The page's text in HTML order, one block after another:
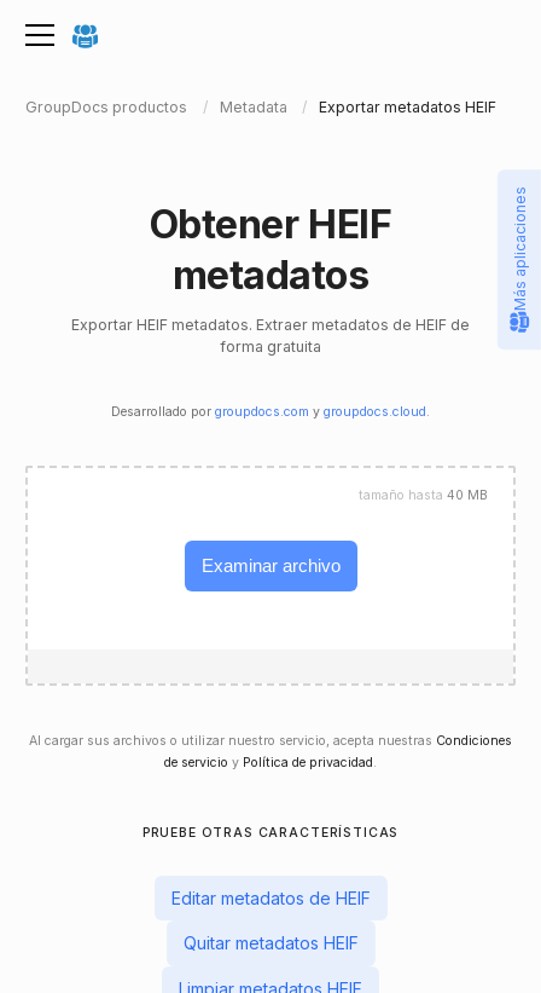
GroupDocs productos Metadata Exportar metadatos HEIF
Obtener HEIF
metadatos
Exportar HEIF metadatos. Extraer metadatos de HEIF de
forma gratuita
Desarrollado por groupdocs.com y groupdocs.cloud .
Examinar archivo
tamaño hasta 40 MB
Al cargar sus archivos o utilizar nuestro servicio, acepta nuestras Condiciones
de servicio y Política de privacidad.
PRUEBE OTRAS CARACTERÍSTICAS
Editar metadatos de HEIF
Quitar metadatos HEIF
Limpiar metadatos HEIF
Más aplicaciones